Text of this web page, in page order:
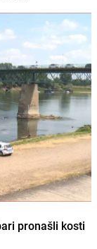
pronašli kosti